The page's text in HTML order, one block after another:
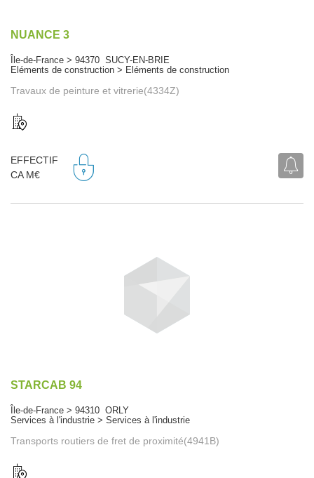
NUANCE 3
Île-de-France > 94370 SUCY-EN-BRIE
Eléments de construction > Eléments de construction
Travaux de peinture et vitrerie(4334Z)
EFFECTIF
CA M€
STARCAB 94
Île-de-France > 94310 ORLY
Services à l'industrie > Services à l'industrie
Transports routiers de fret de proximité(4941B)